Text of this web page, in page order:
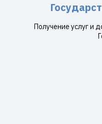
Получение услуг и